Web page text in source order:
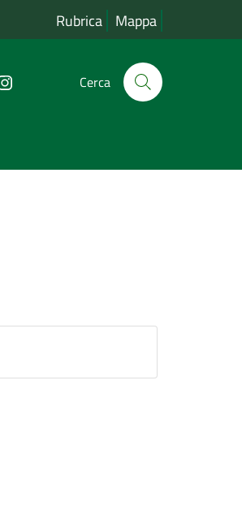
Rubrica Mappa
Cerca